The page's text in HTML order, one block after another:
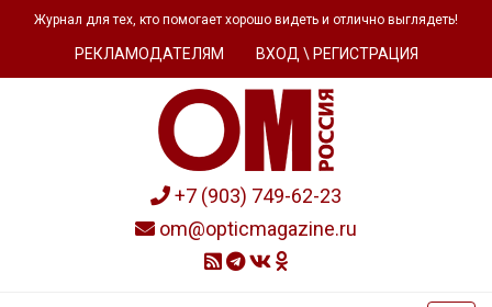
Журнал для тех, кто помогает хорошо видеть и отлично выглядеть!
РЕКЛАМОДАТЕЛЯМ ВХОД \ РЕГИСТРАЦИЯ
+7 (903) 749-62-23
om@opticmagazine.ru